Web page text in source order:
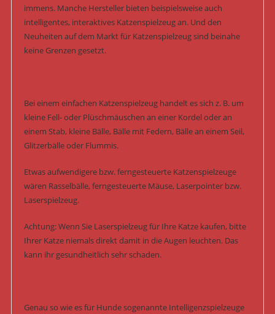
immens. Manche Hersteller bieten beispielsweise auch
intelligentes, interaktives Katzenspielzeug an. Und den
Neuheiten auf dem Markt für Katzenspielzeug sind beinahe
keine Grenzen gesetzt.
Bei einem einfachen Katzenspielzeug handelt es sich z. B. um
kleine Fell- oder Plüschmäuschen an einer Kordel oder an
einem Stab, kleine Bälle, Bälle mit Federn, Bälle an einem Seil,
Glitzerbälle oder Flummis.
Etwas aufwendigere bzw. ferngesteuerte Katzenspielzeuge
wären Rasselbälle, ferngesteuerte Mäuse, Laserpointer bzw.
Laserspielzeug.
Achtung: Wenn Sie Laserspielzeug für Ihre Katze kaufen, bitte
Ihrer Katze niemals direkt damit in die Augen leuchten. Das
kann ihr gesundheitlich sehr schaden.
Genau so wie es für Hunde sogenannte Intelligenzspielzeuge